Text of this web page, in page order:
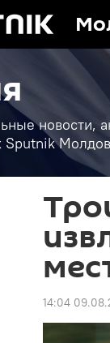
новости,
Sputnik
14:04